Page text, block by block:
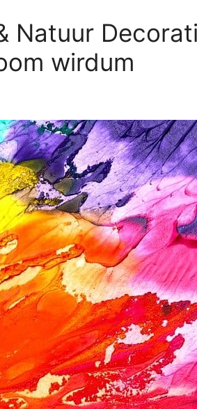
Natuur
wirdum